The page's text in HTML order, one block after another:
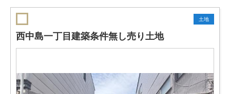
土地
西中島一丁目建築条件無し売り土地